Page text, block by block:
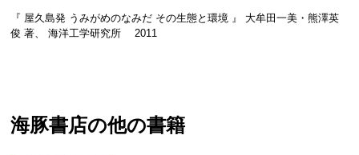
『 屋久島発 うみがめのなみだ その生態と環境 』 大牟田一美・熊澤英
俊 著、 海洋工学研究所 2011
海豚書店の他の書籍